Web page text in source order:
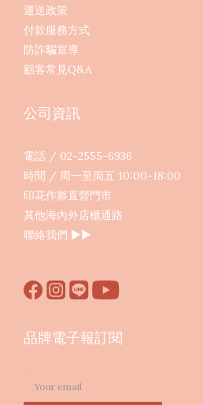
運送政策
付款服務方式
防詐騙宣導
顧客常見Q&A
公司資訊
電話 / 02-2555-6936
時間 / 周一至周五 10:00-18:00
印花作夥直營門市
其他海內外店櫃通路
聯絡我們 ▶︎▶︎
品牌電子報訂閱